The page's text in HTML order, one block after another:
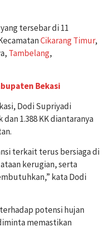
tersebar di 11
Cikarang Timur,
Tambelang,
Bekasi
Dodi Supriyadi
1.388 KK diantaranya
terkait terus bersiaga di
kerugian, serta
kata Dodi
potensi hujan
memastikan